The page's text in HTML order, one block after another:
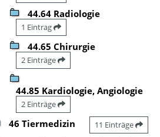
44.64 Radiologie
1 Eintrag
44.65 Chirurgie
2 Einträge
44.85 Kardiologie, Angiologie
2 Einträge
46 Tiermedizin 11 Einträge